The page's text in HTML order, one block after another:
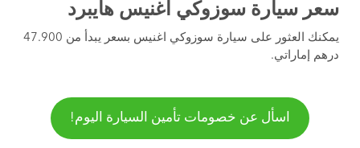
سعر سيارة سوزوكي اغنيس هايبرد
يمكنك العثور على سيارة سوزوكي اغنيس بسعر يبدأ من 47.900
درهم إماراتي.
اسأل عن خصومات تأمين السيارة اليوم!